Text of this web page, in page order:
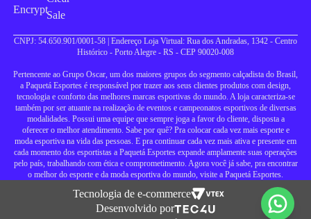
CNPJ: 54.650.901/0001-58 | Endereço Loja Virtual: Rua dos Andradas, 1342 - Centro
Histórico - Porto Alegre - RS - CEP 90020-008
Pertencente ao Grupo Oscar, um dos maiores grupos do segmento calçadista do Brasil,
a Paquetá Esportes é responsável por trazer aos seus clientes produtos com design,
tecnologia e conforto das melhores marcas esportivas do mundo. A loja caracteriza-se
também por ser atuante na realização de eventos e campeonatos esportivos de diversas
modalidades. Possui uma equipe que sempre joga a favor do cliente, disposta a
oferecer o melhor atendimento. Sabe por quê? Pra colocar cada vez mais esporte e
moda esportiva na vida das pessoas. E pra continuar cada vez mais ativa e presente em
cada momento dos esportistas a Paquetá Esportes expande amplamente suas operações
pelo país, trabalhando com ética e comprometimento. Agora você já sabe, pra encontrar
o melhor do esporte e da moda esportiva do mundo, visite a Paquetá Esportes.
Tecnologia de e-commerce
Desenvolvido por